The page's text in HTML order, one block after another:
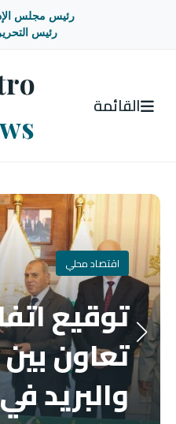
رئيس مجلس
رئيس
القائمة
اقتصاد محلي
توقيع
تعاون
والبريد